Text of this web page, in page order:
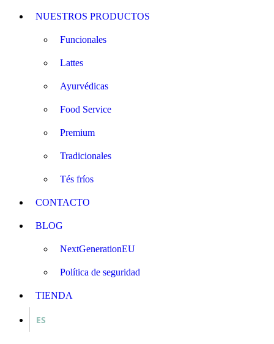
NUESTROS PRODUCTOS
Funcionales
Lattes
Ayurvédicas
Food Service
Premium
Tradicionales
Tés fríos
CONTACTO
BLOG
NextGenerationEU
Política de seguridad
TIENDA
ES